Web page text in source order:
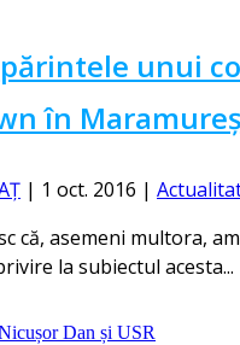
unui
în Maramureș
| 1 oct. 2016 |
că, asemeni multora,
la subiectul acesta...